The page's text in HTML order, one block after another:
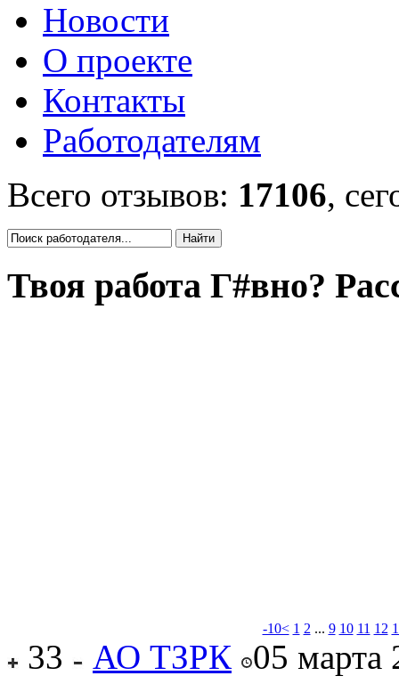
Новости
О проекте
Контакты
Работодателям
Всего отзывов: 17106,
Твоя работа Г#вно?
-10< 1 2 ... 9 10 11 12
33 АО ТЗРК 05 марта